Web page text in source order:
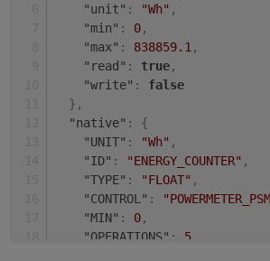
"unit" : "Wh" ,
"min" : 0,
"max" : 838859.1 ,
"read" : true,
"write" :
false
} ,
"native" :
{
"UNIT" : "Wh" ,
"ID" : "ENERGY_COUNTER" ,
"TYPE" : "FLOAT" ,
"CONTROL" :
"MIN" : 0,
"OPERATIONS" : 5